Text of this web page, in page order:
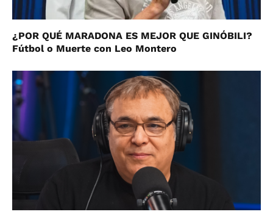
¿POR QUÉ MARADONA ES MEJOR QUE GINÓBILI?
Fútbol o Muerte con Leo Montero